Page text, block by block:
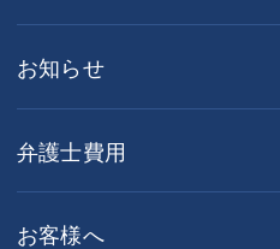
お知らせ
弁護士費用
お客様へ